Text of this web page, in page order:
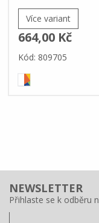
Více variant
664,00 Kč
Kód: 809705
NEWSLETTER
Přihlaste se k odběru